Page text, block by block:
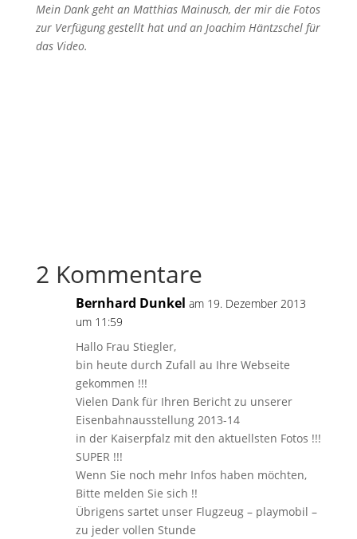
Mein Dank geht an Matthias Mainusch, der mir die Fotos
zur Verfügung gestellt hat und an Joachim Häntzschel für
das Video.
2 Kommentare
Bernhard Dunkel am 19. Dezember 2013
um 11:59
Hallo Frau Stiegler,
bin heute durch Zufall au Ihre Webseite
gekommen !!!
Vielen Dank für Ihren Bericht zu unserer
Eisenbahnausstellung 2013-14
in der Kaiserpfalz mit den aktuellsten Fotos !!!
SUPER !!!
Wenn Sie noch mehr Infos haben möchten,
Bitte melden Sie sich !!
Übrigens sartet unser Flugzeug – playmobil –
zu jeder vollen Stunde